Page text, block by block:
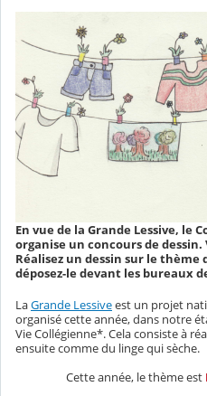
En vue de la Grande Lessive, le
organise un concours de
Réalisez un dessin sur le thème
déposez-le devant les bureaux
LaGrande Lessiveest un projet
organisé cette année, dans notre
Vie Collégienne*. Cela consiste à
ensuite comme du linge qui sèche.
Cette année, le thème est